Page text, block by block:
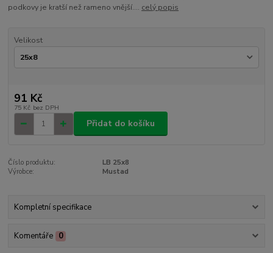
podkovy je kratší než rameno vnější.... celý popis
Velikost
91 Kč
75 Kč bez DPH
Přidat do košíku
Číslo produktu:
LB 25x8
Výrobce:
Mustad
Kompletní specifikace
Komentáře 0